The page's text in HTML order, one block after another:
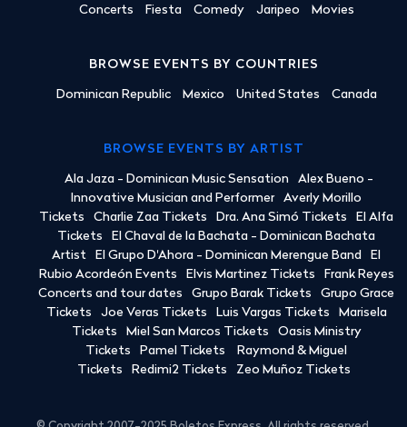
Concerts Fiesta Comedy Jaripeo Movies
BROWSE EVENTS BY COUNTRIES
Dominican Republic Mexico United States Canada
BROWSE EVENTS BY ARTIST
Ala Jaza - Dominican Music Sensation
Alex Bueno -
Innovative Musician and Performer
Averly Morillo
Tickets
Charlie Zaa Tickets Dra. Ana Simó Tickets
El Alfa
Tickets
El Chaval de la Bachata - Dominican Bachata
Artist
El Grupo D'Ahora - Dominican Merengue Band
El
Rubio Acordeón Events
Elvis Martinez Tickets
Frank Reyes
Concerts and tour dates
Grupo Barak Tickets
Grupo Grace
Tickets
Joe Veras Tickets Luis Vargas Tickets
Marisela
Tickets
Miel San Marcos Tickets
Oasis Ministry
Tickets
Pamel Tickets
Raymond & Miguel
Tickets
Redimi2 Tickets Zeo Muñoz Tickets